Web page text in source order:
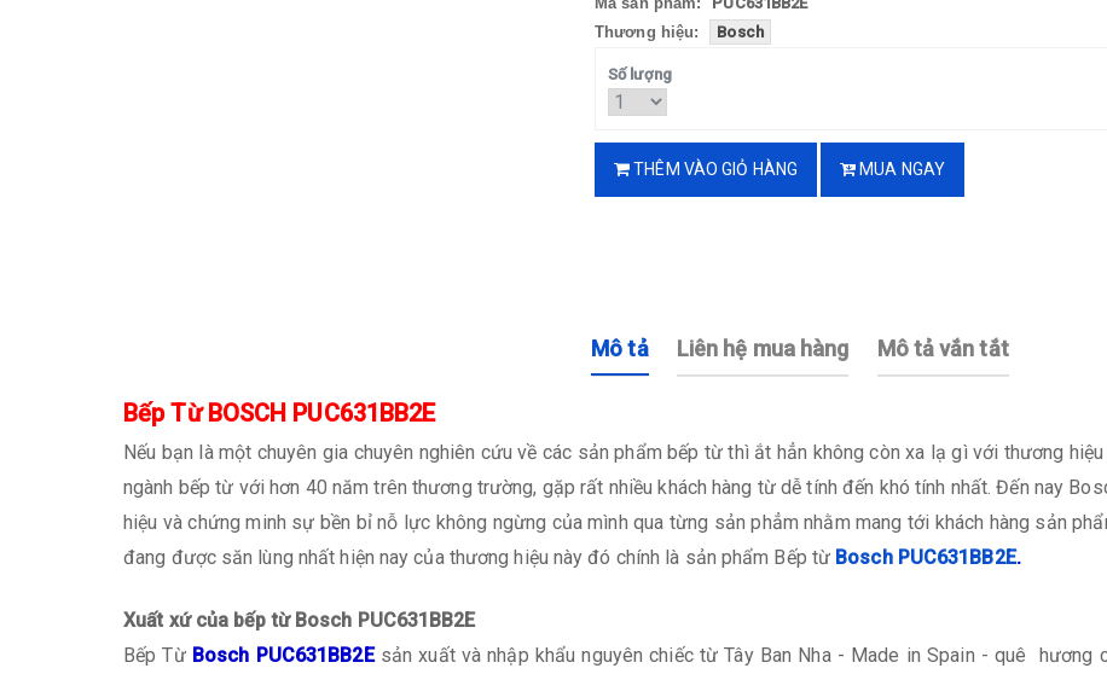
Thương hiệu:
Bosch
Số lượng
THÊM VÀO GIỎ HÀNG MUA NGAY
Mô tả Liên hệ mua hàng Mô tả vắn tắt
Bếp Từ BOSCH PUC631BB2E
Nếu bạn là một chuyên gia chuyên nghiên cứu về các sản phẩm bếp từ thì ắt hẳn không còn xa lạ gì với thương
ngành bếp từ với hơn 40 năm trên thương trường, gặp rất nhiều khách hàng từ dễ tính đến khó tính nhất. Đến nay
hiệu và chứng minh sự bền bỉ nỗ lực không ngừng của mình qua từng sản phẳm nhằm mang tới khách hàng sản
đang được săn lùng nhất hiện nay của thương hiệu này đó chính là sản phẩm Bếp từ Bosch PUC631BB2E.
Xuất xứ của bếp từ Bosch PUC631BB2E
Bếp Từ Bosch PUC631BB2Esản xuất và nhập khẩu nguyên chiếc từ Tây Ban Nha - Made in Spain - quê hương